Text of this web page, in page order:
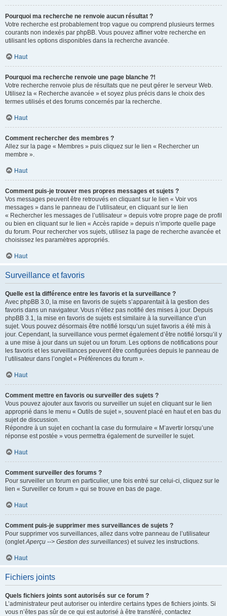
Pourquoi ma recherche ne renvoie aucun résultat ?
Votre recherche est probablement trop vague ou comprend plusieurs termes
courants non indexés par phpBB. Vous pouvez affiner votre recherche en
utilisant les options disponibles dans la recherche avancée.
Haut
Pourquoi ma recherche renvoie une page blanche ?!
Votre recherche renvoie plus de résultats que ne peut gérer le serveur Web.
Utilisez la « Recherche avancée » et soyez plus précis dans le choix des
termes utilisés et des forums concernés par la recherche.
Haut
Comment rechercher des membres ?
Allez sur la page « Membres » puis cliquez sur le lien « Rechercher un
membre ».
Haut
Comment puis-je trouver mes propres messages et sujets ?
Vos messages peuvent être retrouvés en cliquant sur le lien « Voir vos
messages » dans le panneau de l’utilisateur, en cliquant sur le lien
« Rechercher les messages de l’utilisateur » depuis votre propre page de profil
ou bien en cliquant sur le lien « Accès rapide » depuis n’importe quelle page
du forum. Pour rechercher vos sujets, utilisez la page de recherche avancée et
choisissez les paramètres appropriés.
Haut
Surveillance et favoris
Quelle est la différence entre les favoris et la surveillance ?
Avec phpBB 3.0, la mise en favoris de sujets s’apparentait à la gestion des
favoris dans un navigateur. Vous n’étiez pas notifié des mises à jour. Depuis
phpBB 3.1, la mise en favoris de sujets est similaire à la surveillance d’un
sujet. Vous pouvez désormais être notifié lorsqu’un sujet favoris a été mis à
jour. Cependant, la surveillance vous permet également d’être notifié lorsqu’il y
a une mise à jour dans un sujet ou un forum. Les options de notifications pour
les favoris et les surveillances peuvent être configurées depuis le panneau de
l’utilisateur dans l’onglet « Préférences du forum ».
Haut
Comment mettre en favoris ou surveiller des sujets ?
Vous pouvez ajouter aux favoris ou surveiller un sujet en cliquant sur le lien
approprié dans le menu « Outils de sujet », souvent placé en haut et en bas du
sujet de discussion.
Répondre à un sujet en cochant la case du formulaire « M’avertir lorsqu’une
réponse est postée » vous permettra également de surveiller le sujet.
Haut
Comment surveiller des forums ?
Pour surveiller un forum en particulier, une fois entré sur celui-ci, cliquez sur le
lien « Surveiller ce forum » qui se trouve en bas de page.
Haut
Comment puis-je supprimer mes surveillances de sujets ?
Pour supprimer vos surveillances, allez dans votre panneau de l’utilisateur
(ongletAperçu --> Gestion des surveillances) et suivez les instructions.
Haut
Fichiers joints
Quels fichiers joints sont autorisés sur ce forum ?
L’administrateur peut autoriser ou interdire certains types de fichiers joints. Si
vous n’êtes pas sûr de ce qui est autorisé à être transféré, contactez